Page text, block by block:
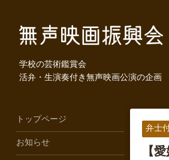
学校の芸術鑑賞会
活弁・生演奏付き無声映画公演の企画
弁士
【
トップページ
お知らせ